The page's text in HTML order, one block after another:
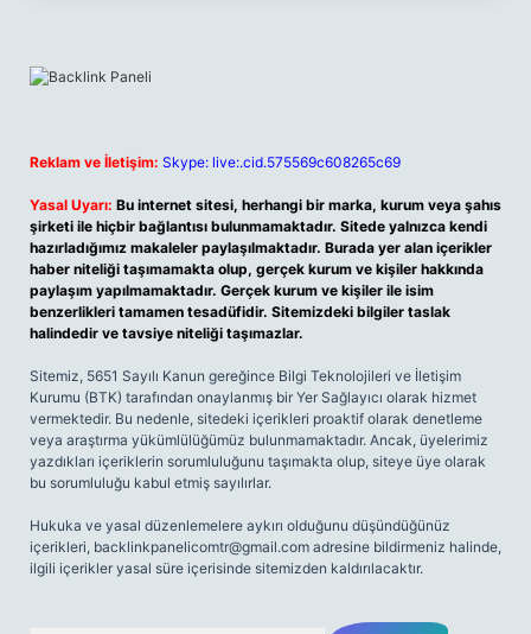
Reklam ve İletişim: Skype: live:.cid.575569c608265c69
Yasal Uyarı: Bu internet sitesi, herhangi bir marka, kurum veya şahıs
şirketi ile hiçbir bağlantısı bulunmamaktadır. Sitede yalnızca kendi
hazırladığımız makaleler paylaşılmaktadır. Burada yer alan içerikler
haber niteliği taşımamakta olup, gerçek kurum ve kişiler hakkında
paylaşım yapılmamaktadır. Gerçek kurum ve kişiler ile isim
benzerlikleri tamamen tesadüfidir. Sitemizdeki bilgiler taslak
halindedir ve tavsiye niteliği taşımazlar.
Sitemiz, 5651 Sayılı Kanun gereğince Bilgi Teknolojileri ve İletişim
Kurumu (BTK) tarafından onaylanmış bir Yer Sağlayıcı olarak hizmet
vermektedir. Bu nedenle, sitedeki içerikleri proaktif olarak denetleme
veya araştırma yükümlülüğümüz bulunmamaktadır. Ancak, üyelerimiz
yazdıkları içeriklerin sorumluluğunu taşımakta olup, siteye üye olarak
bu sorumluluğu kabul etmiş sayılırlar.
Hukuka ve yasal düzenlemelere aykırı olduğunu düşündüğünüz
içerikleri, backlinkpanelicomtr@gmail.com adresine bildirmeniz halinde,
ilgili içerikler yasal süre içerisinde sitemizden kaldırılacaktır.